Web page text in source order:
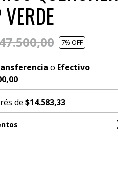
7% OFF
o Efectivo
de $14.583,33